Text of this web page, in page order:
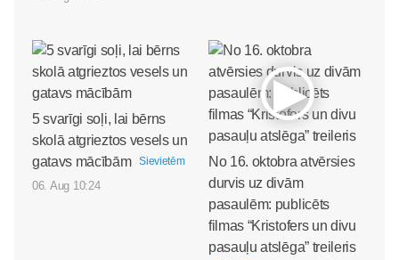
5 svarīgi soļi, lai bērns
skolā atgrieztos vesels un
gatavs mācībām
Sievietēm
06. Aug 10:24
No 16. oktobra atvērsies
durvis uz divām
pasaulēm: publicēts
filmas “Kristofers un divu
pasauļu atslēga” treileris